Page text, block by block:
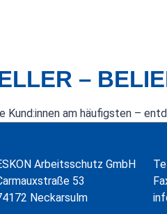
–
Kund:innen am häufigsten –
Arbeitsschutz GmbH
53
Neckarsulm